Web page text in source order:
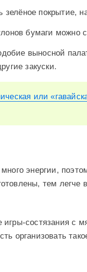
зелёное покрытие,
бумаги можно
выносной
закуски.
или
энергии,
тем легче
игры-состязания с
организовать